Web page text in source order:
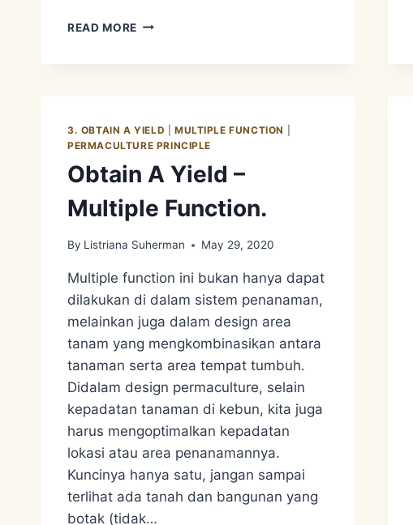
READ MORE PERMACULTURE
KONSERVASI
AIR
KEBUN
3. OBTAIN A YIELD MULTIPLE FUNCTION
PERMACULTURE PRINCIPLE
Obtain A Yield –
Multiple Function.
By Listriana Suherman May 29, 2020
Multiple function ini bukan hanya dapat
dilakukan di dalam sistem penanaman,
melainkan juga dalam design area
tanam yang mengkombinasikan antara
tanaman serta area tempat tumbuh.
Didalam design permaculture, selain
kepadatan tanaman di kebun, kita juga
harus mengoptimalkan kepadatan
lokasi atau area penanamannya.
Kuncinya hanya satu, jangan sampai
terlihat ada tanah dan bangunan yang
botak (tidak…